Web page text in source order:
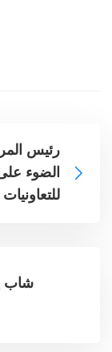
رئيس
الضوء
للتعاونيات